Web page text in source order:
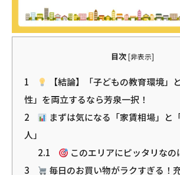
目次 [非表示]
1
【結論】「子どもの教育環境」
性」を両立するなら芳泉一択！
2
まずは気になる「家賃相場」と
人」
2.1
このエリアにピッタリなの
3
毎日のお買い物がラクすぎる！